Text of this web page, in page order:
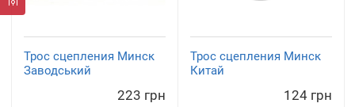
Трос сцепления Минск
Заводський
223 грн
Трос сцепления Минск
Китай
124 грн